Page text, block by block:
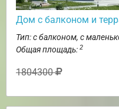
Дом с балконом и
Тип: с балконом, с
Общая площадь: 2
1804300